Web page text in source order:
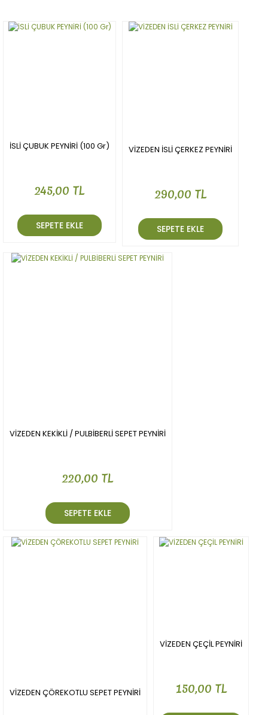
Ürün açıklamasında eksik bilgiler bulunuyor.
İSLİ ÇUBUK PEYNİRİ (100 Gr)
245,00 TL
SEPETE EKLE
VİZEDEN İSLİ ÇERKEZ PEYNİRİ
290,00 TL
SEPETE EKLE
VİZEDEN KEKİKLİ / PULBİBERLİ SEPET PEYNİRİ
220,00 TL
SEPETE EKLE
VİZEDEN ÇÖREKOTLU SEPET PEYNİRİ
VİZEDEN ÇEÇİL PEYNİRİ
150,00 TL